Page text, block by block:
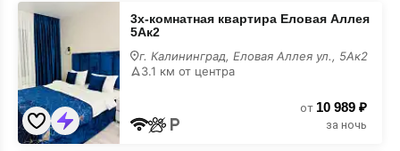
3х-
комнатная
квартира
Еловая
Аллея
5Ак2
в
июне
3х-комнатная квартира Еловая Аллея
5Ак2
г. Калининград, Еловая Аллея ул., 5Ак2
3.1 км от центра
от 10 989 ₽
за ночь